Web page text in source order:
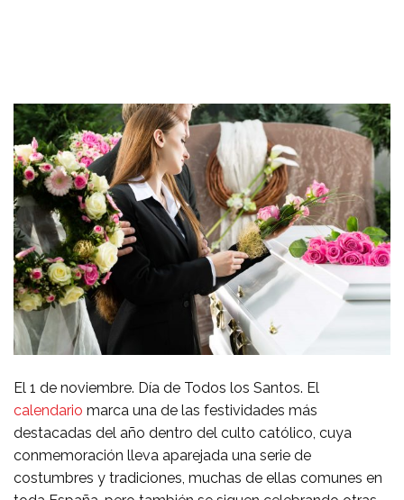
El 1 de noviembre. Día de Todos los Santos. El
calendario marca una de las festividades más
destacadas del año dentro del culto católico, cuya
conmemoración lleva aparejada una serie de
costumbres y tradiciones, muchas de ellas comunes en